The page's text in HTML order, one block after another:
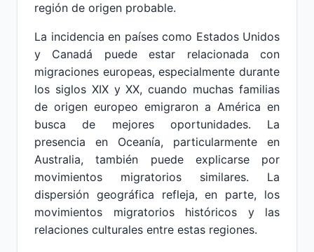
región de origen probable.
La incidencia en países como Estados Unidos
y Canadá puede estar relacionada con
migraciones europeas, especialmente durante
los siglos XIX y XX, cuando muchas familias
de origen europeo emigraron a América en
busca de mejores oportunidades. La
presencia en Oceanía, particularmente en
Australia, también puede explicarse por
movimientos migratorios similares. La
dispersión geográfica refleja, en parte, los
movimientos migratorios históricos y las
relaciones culturales entre estas regiones.